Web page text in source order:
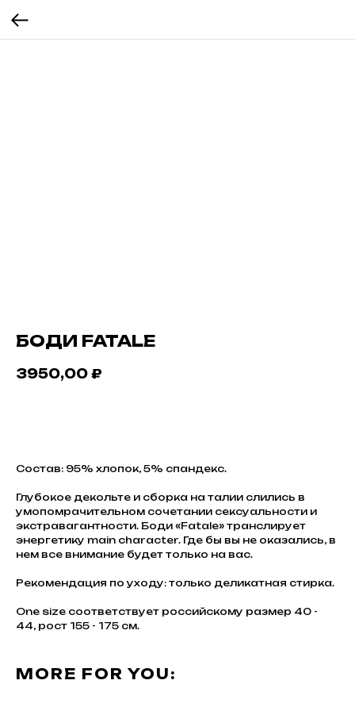
БОДИ FATALE
3950,00 ₽
Состав: 95% хлопок, 5% спандекс.
Глубокое декольте и сборка на талии слились в
умопомрачительном сочетании сексуальности и
экстравагантности. Боди «Fatale» транслирует
энергетику main character. Где бы вы не оказались, в
нем все внимание будет только на вас.
Рекомендация по уходу: только деликатная стирка.
One size соответствует российскому размер 40 -
44, рост 155 - 175 см.
MORE FOR YOU: